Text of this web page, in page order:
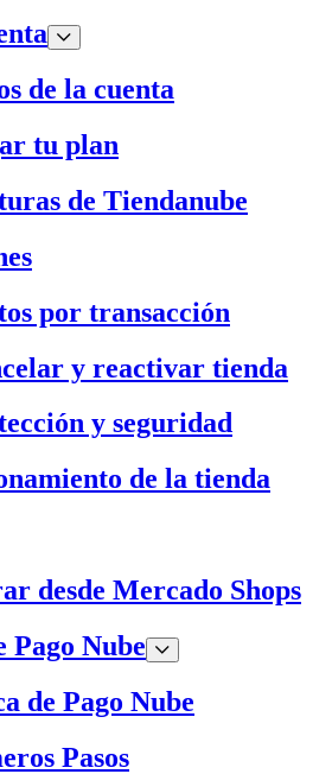
de la cuenta
tu plan
de Tiendanube
por transacción
y reactivar tienda
y seguridad
de la tienda
desde Mercado Shops
Pago Nube
de Pago Nube
Pasos